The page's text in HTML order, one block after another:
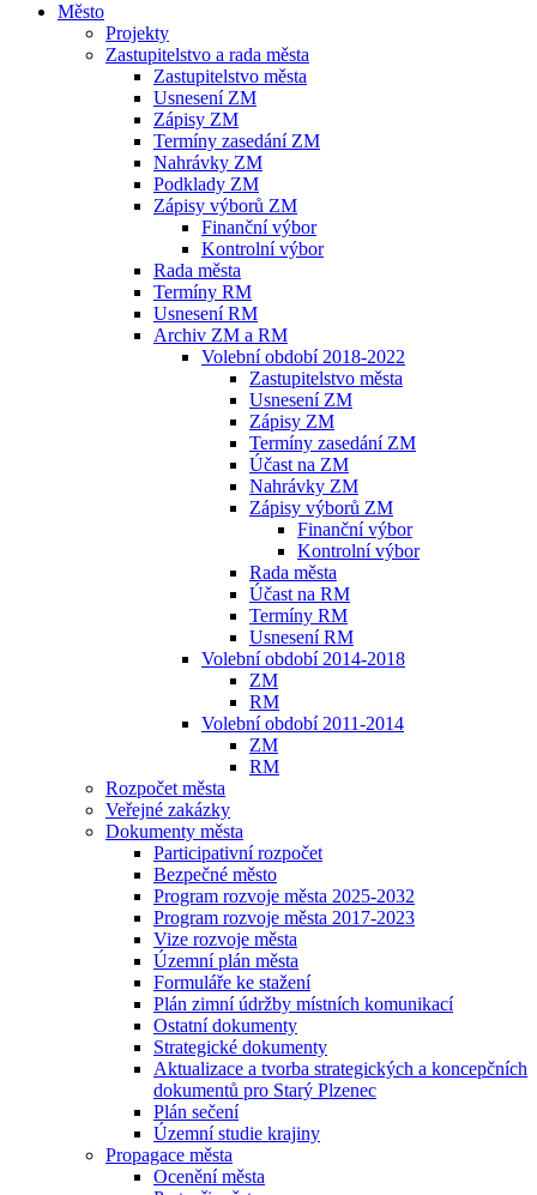
Město
Projekty
Zastupitelstvo a rada města
Zastupitelstvo města
Usnesení ZM
Zápisy ZM
Termíny zasedání ZM
Nahrávky ZM
Podklady ZM
Zápisy výborů ZM
Finanční výbor
Kontrolní výbor
Rada města
Termíny RM
Usnesení RM
Archiv ZM a RM
Volební období 2018-2022
Zastupitelstvo města
Usnesení ZM
Zápisy ZM
Termíny zasedání ZM
Účast na ZM
Nahrávky ZM
Zápisy výborů ZM
Finanční výbor
Kontrolní výbor
Rada města
Účast na RM
Termíny RM
Usnesení RM
Volební období 2014-2018
ZM
RM
Volební období 2011-2014
ZM
RM
Rozpočet města
Veřejné zakázky
Dokumenty města
Participativní rozpočet
Bezpečné město
Program rozvoje města 2025-2032
Program rozvoje města 2017-2023
Vize rozvoje města
Územní plán města
Formuláře ke stažení
Plán zimní údržby místních komunikací
Ostatní dokumenty
Strategické dokumenty
Aktualizace a tvorba strategických a koncepčních
dokumentů pro Starý Plzenec
Plán sečení
Územní studie krajiny
Propagace města
Ocenění města